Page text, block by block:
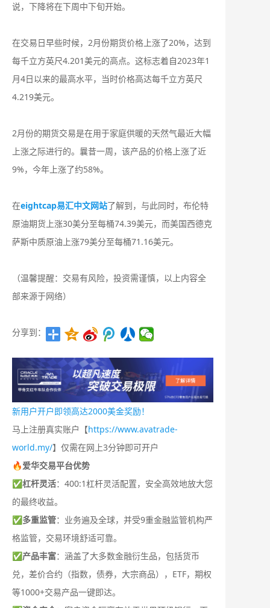
说，下降将在下周中下旬开始。
在交易日早些时候，2月份期货价格上涨了20%，达到
每千立方英尺4.201美元的高点。这标志着自2023年1
月4日以来的最高水平，当时价格高达每千立方英尺
4.219美元。
2月份的期货交易是在用于家庭供暖的天然气最近大幅
上涨之际进行的。曩昔一周，该产品的价格上涨了近
9%，今年上涨了约58%。
在eightcap易汇中文网站了解到，与此同时，布伦特
原油期货上涨30美分至每桶74.39美元，而美国西德克
萨斯中质原油上涨79美分至每桶71.16美元。
（温馨提醒：交易有风险，投资需谨慎，以上内容全
部来源于网络）
分享到：
新用户开户即领高达2000美金奖励！
马上注册真实账户【https://www.avatrade-
world.my/】仅需在网上3分钟即可开户
🔥爱华交易平台优势
✅杠杆灵活：400:1杠杆灵活配置，安全高效地放大您
的最终收益。
✅多重监管：业务遍及全球，并受9重金融监管机构严
格监管，交易环境舒适可靠。
✅产品丰富：涵盖了大多数金融衍生品，包括货币
兑，差价合约（指数，债券，大宗商品），ETF，期权
等1000+交易产品一键即达。